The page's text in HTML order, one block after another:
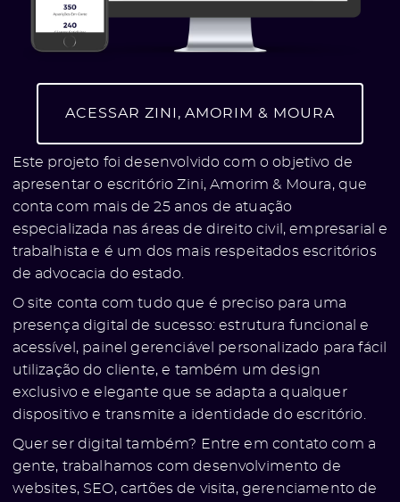
ACESSAR ZINI, AMORIM & MOURA
Este projeto foi desenvolvido com o objetivo de
apresentar o escritório Zini, Amorim & Moura, que
conta com mais de 25 anos de atuação
especializada nas áreas de direito civil, empresarial e
trabalhista e é um dos mais respeitados escritórios
de advocacia do estado.
O site conta com tudo que é preciso para uma
presença digital de sucesso: estrutura funcional e
acessível, painel gerenciável personalizado para fácil
utilização do cliente, e também um design
exclusivo e elegante que se adapta a qualquer
dispositivo e transmite a identidade do escritório.
Quer ser digital também? Entre em contato com a
gente, trabalhamos com desenvolvimento de
websites, SEO, cartões de visita, gerenciamento de